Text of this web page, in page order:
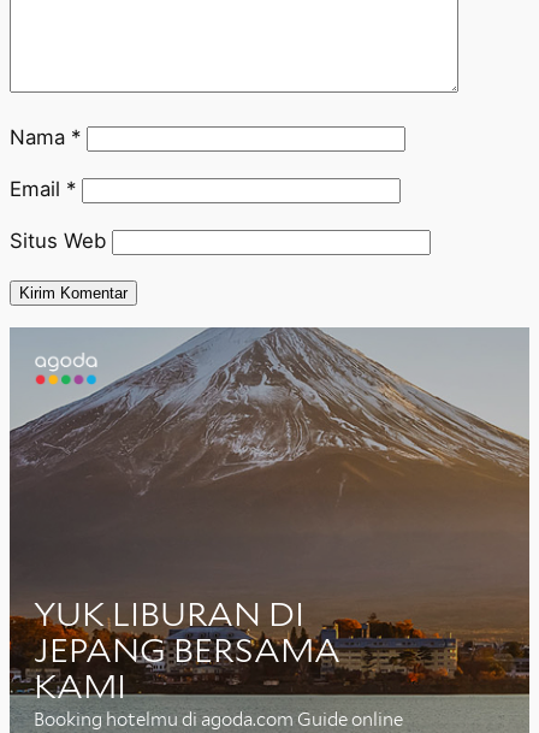
Nama *
Email *
Situs Web